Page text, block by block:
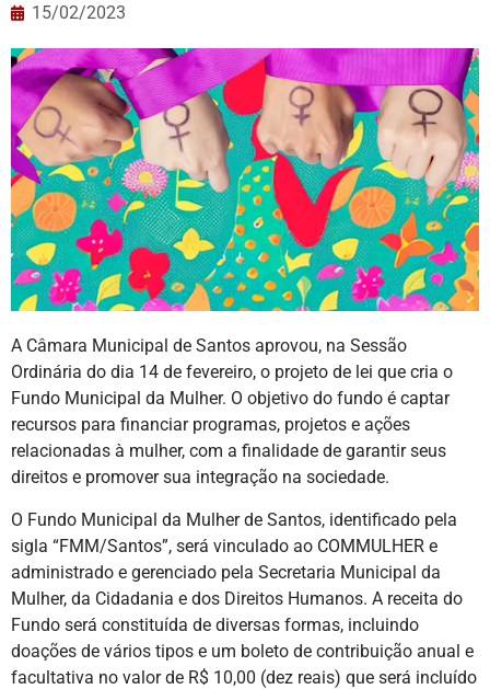
15/02/2023
A Câmara Municipal de Santos aprovou, na Sessão
Ordinária do dia 14 de fevereiro, o projeto de lei que cria o
Fundo Municipal da Mulher. O objetivo do fundo é captar
recursos para financiar programas, projetos e ações
relacionadas à mulher, com a finalidade de garantir seus
direitos e promover sua integração na sociedade.
O Fundo Municipal da Mulher de Santos, identificado pela
sigla “FMM/Santos”, será vinculado ao COMMULHER e
administrado e gerenciado pela Secretaria Municipal da
Mulher, da Cidadania e dos Direitos Humanos. A receita do
Fundo será constituída de diversas formas, incluindo
doações de vários tipos e um boleto de contribuição anual e
facultativa no valor de R$ 10,00 (dez reais) que será incluído